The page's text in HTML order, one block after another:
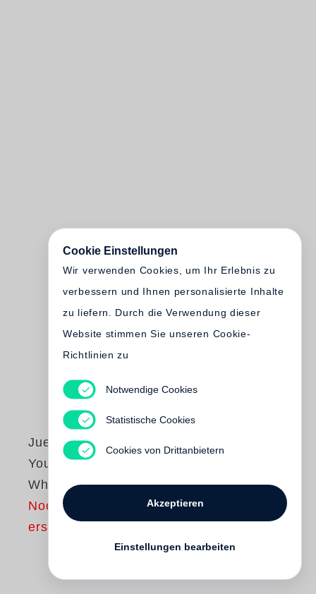
Juergen Teller
Young Young ·
White White
Noch nicht
erschienen
Cookie Einstellungen
Wir verwenden Cookies, um Ihr Erlebnis zu
verbessern und Ihnen personalisierte Inhalte
zu liefern. Durch die Verwendung dieser
Website stimmen Sie unseren Cookie-
Richtlinien zu
Notwendige Cookies
Statistische Cookies
Cookies von Drittanbietern
Akzeptieren
Einstellungen bearbeiten